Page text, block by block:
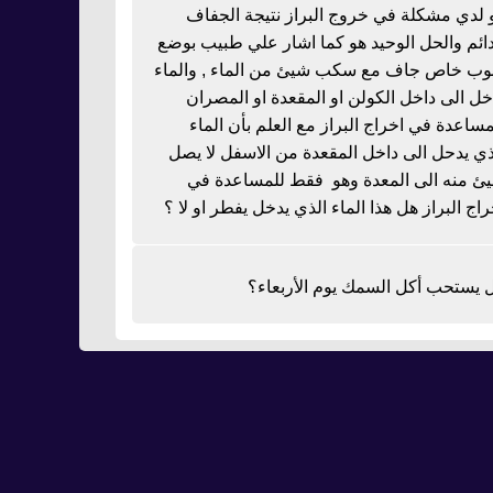
لدي مشكلة في خروج البراز نتيجة الجفاف
والحل الوحيد هو كما اشار علي طبيب بوضع
خاص جاف مع سكب شيئ من الماء , والماء
الى داخل الكولن او المقعدة او المصران
في اخراج البراز مع العلم بأن الماء
يدحل الى داخل المقعدة من الاسفل لا يصل
منه الى المعدة وهو فقط للمساعدة في
البراز هل هذا الماء الذي يدخل يفطر او لا ؟
يستحب أكل السمك يوم الأربعاء؟